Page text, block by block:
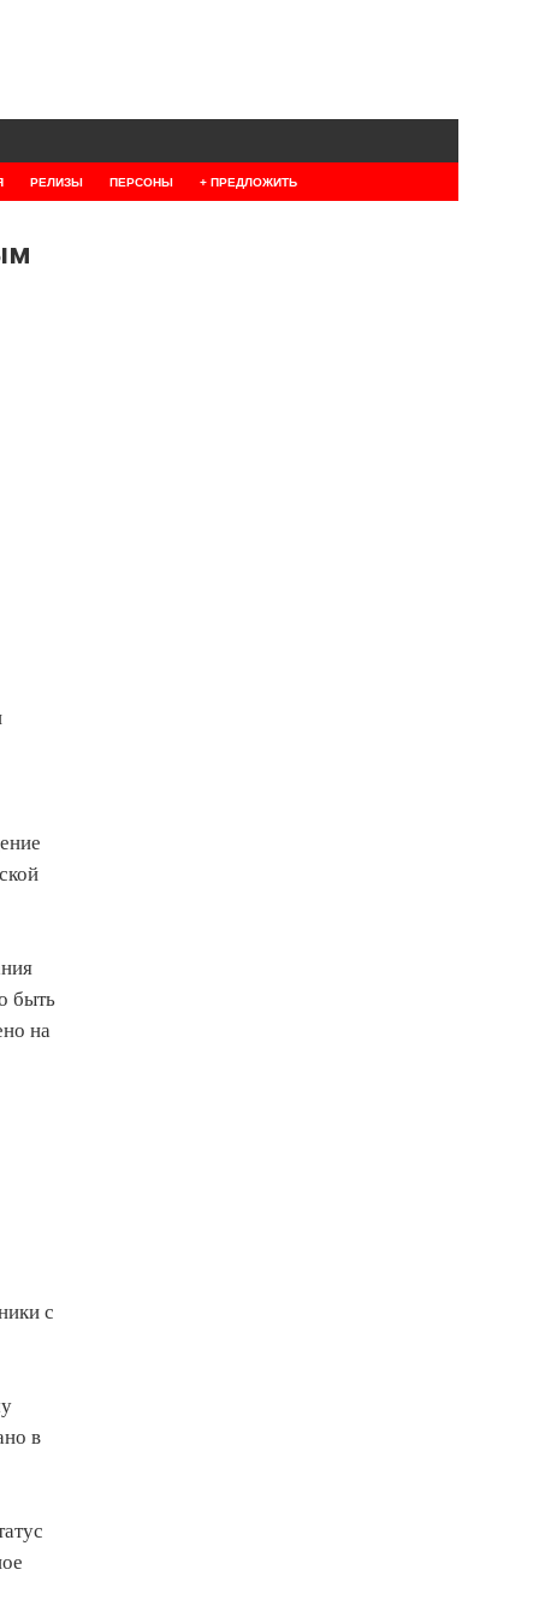
РЕЛИЗЫ ПЕРСОНЫ + ПРЕДЛОЖИТЬ
быть
на
с
в